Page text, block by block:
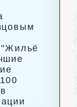
"Жильё